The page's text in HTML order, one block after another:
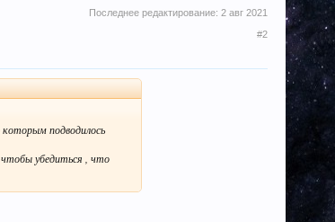
Последнее редактирование: 2 авг 2021
#2
подводилось
чтобы убедиться , что